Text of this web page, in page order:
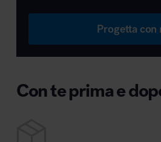
Progetta con
Con te prima e